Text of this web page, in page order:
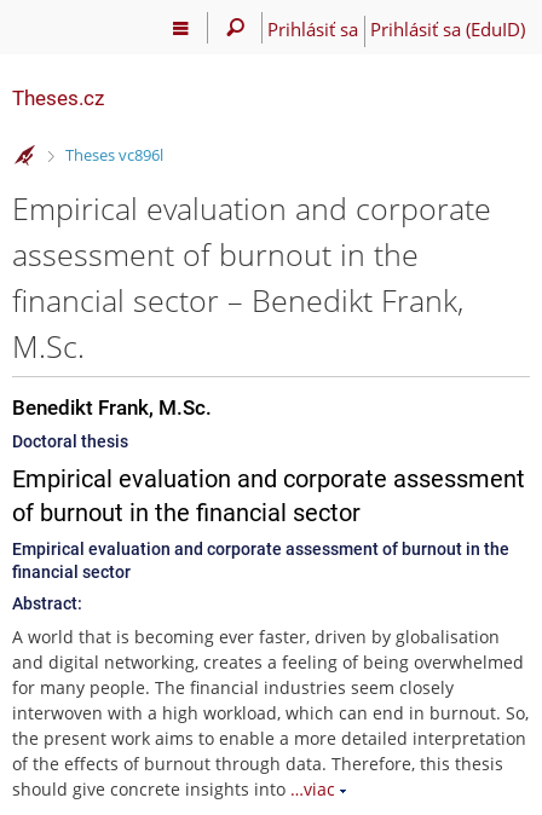
Prihlásiť sa Prihlásiť sa (EduID)
Theses.cz
>
Theses vc896l
Empirical evaluation and corporate
assessment of burnout in the
financial sector – Benedikt Frank,
M.Sc.
Benedikt Frank, M.Sc.
Doctoral thesis
Empirical evaluation and corporate assessment
of burnout in the financial sector
Empirical evaluation and corporate assessment of burnout in the
financial sector
Abstract:
A world that is becoming ever faster, driven by globalisation
and digital networking, creates a feeling of being overwhelmed
for many people. The financial industries seem closely
interwoven with a high workload, which can end in burnout. So,
the present work aims to enable a more detailed interpretation
of the effects of burnout through data. Therefore, this thesis
should give concrete insights into …viac